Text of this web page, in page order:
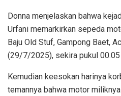
Donna menjelaskan bahwa
Urfani memarkirkan sepeda
Baju Old Stuf, Gampong Baet,
(29/7/2025), sekira pukul 00.05
Kemudian keesokan harinya
temannya bahwa motor